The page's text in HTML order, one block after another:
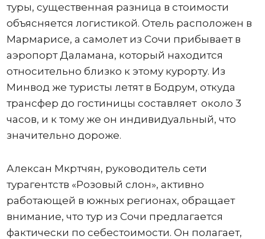
туры, существенная разница в стоимости
объясняется логистикой. Отель расположен в
Мармарисе, а самолет из Сочи прибывает в
аэропорт Даламана, который находится
относительно близко к этому курорту. Из
Минвод же туристы летят в Бодрум, откуда
трансфер до гостиницы составляет около 3
часов, и к тому же он индивидуальный, что
значительно дороже.
Алексан Мкртчян, руководитель сети
турагентств «Розовый слон», активно
работающей в южных регионах, обращает
внимание, что тур из Сочи предлагается
фактически по себестоимости. Он полагает,